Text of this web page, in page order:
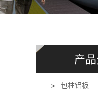
产
包柱铝板